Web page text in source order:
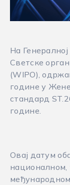
На
Светске
(WIPO),
године у
стандард
године.
Овај датум
националном,